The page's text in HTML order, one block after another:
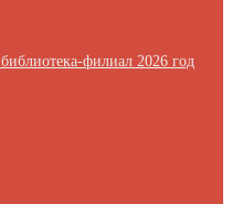
филиал 2026 год